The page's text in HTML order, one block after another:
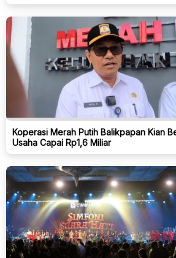
Koperasi Merah Putih Balikpapan Kian
Usaha Capai Rp1,6 Miliar